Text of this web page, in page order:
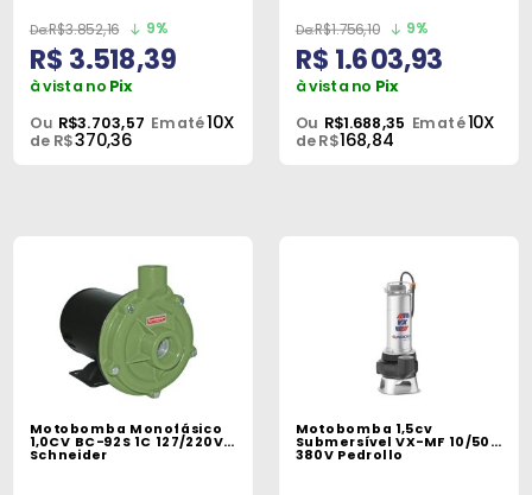
R$3.852,16 9%
R$ 3.518,39
à vista no Pix
Ou R$3.703,57 Em até10X
de R$370,36
R$1.756,10 9%
R$ 1.603,93
à vista no Pix
Ou R$1.688,35 Em até10X
de R$168,84
Motobomba Monofásico
1,0CV BC-92S 1C 127/220V
Schneider
Motobomba 1,5cv
Submersível VX-MF 10/50
380V Pedrollo